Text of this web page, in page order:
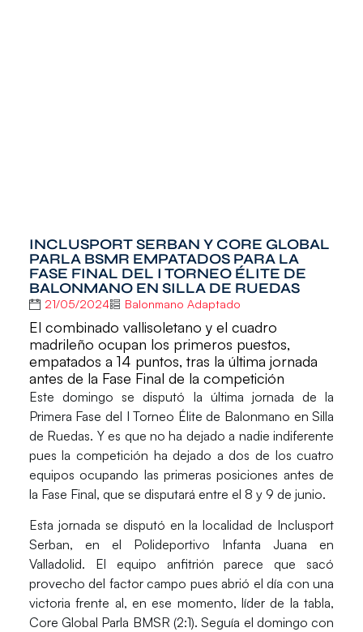
INCLUSPORT SERBAN Y CORE GLOBAL
PARLA BSMR EMPATADOS PARA LA
FASE FINAL DEL I TORNEO ÉLITE DE
BALONMANO EN SILLA DE RUEDAS
21/05/2024 Balonmano Adaptado
El combinado vallisoletano y el cuadro
madrileño ocupan los primeros puestos,
empatados a 14 puntos, tras la última jornada
antes de la Fase Final de la competición
Este domingo se disputó la última jornada de la
Primera Fase del I Torneo Élite de Balonmano en Silla
de Ruedas. Y es que no ha dejado a nadie indiferente
pues lacompetición ha dejado a dos de los cuatro
equipos ocupando las primeras posiciones antes de
la Fase Final, que se disputará entre el 8 y 9 de junio.
Esta jornada se disputó en la localidad de Inclusport
Serban, en el Polideportivo Infanta Juana en
Valladolid. El equipo anfitrión parece que sacó
provecho del factor campo pues abrió el día conuna
victoria frente al, en ese momento, líder de la tabla,
Core Global Parla BMSR (2:1).Seguía el domingo con